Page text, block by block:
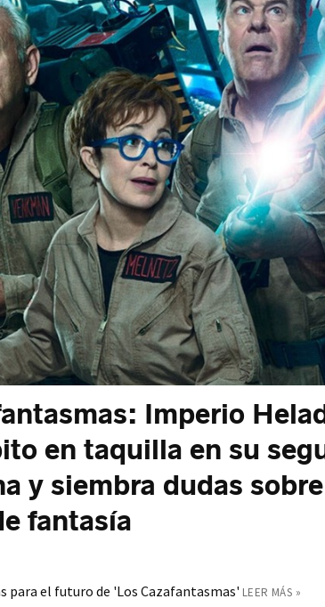
Imperio
en taquilla en su
y siembra dudas
fantasía
para el futuro de 'Los Cazafantasmas' LEER MÁS »